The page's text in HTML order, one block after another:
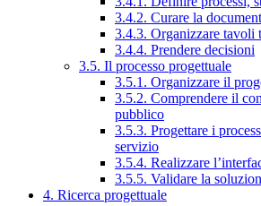
3.4.2. Curare la
3.4.3. Organizzare tavoli
3.4.4. Prendere decisioni
3.5. Il processo progettuale
3.5.1. Organizzare il
3.5.2. Comprendere il
pubblico
3.5.3. Progettare i
servizio
3.5.4. Realizzare
3.5.5. Validare la
4. Ricerca progettuale